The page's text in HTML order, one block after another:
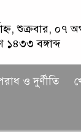
শুক্রবার, ০৭
১৪৩৩ বঙ্গাব্দ
ও দুর্ণীতি